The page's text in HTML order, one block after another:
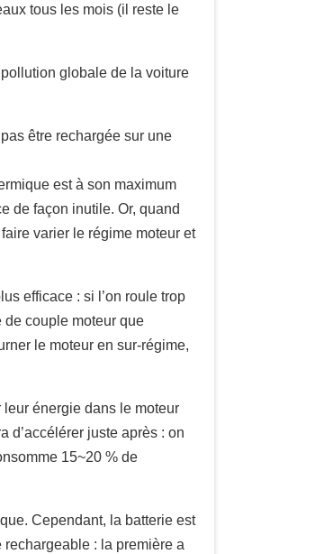
tous les mois (il reste le
globale de la voiture
être rechargée sur une
est à son maximum
de façon inutile. Or, quand
varier le régime moteur et
efficace : si l’on roule trop
de couple moteur que
le moteur en sur-régime,
énergie dans le moteur
d’accélérer juste après : on
15~20 % de
Cependant, la batterie est
: la première a